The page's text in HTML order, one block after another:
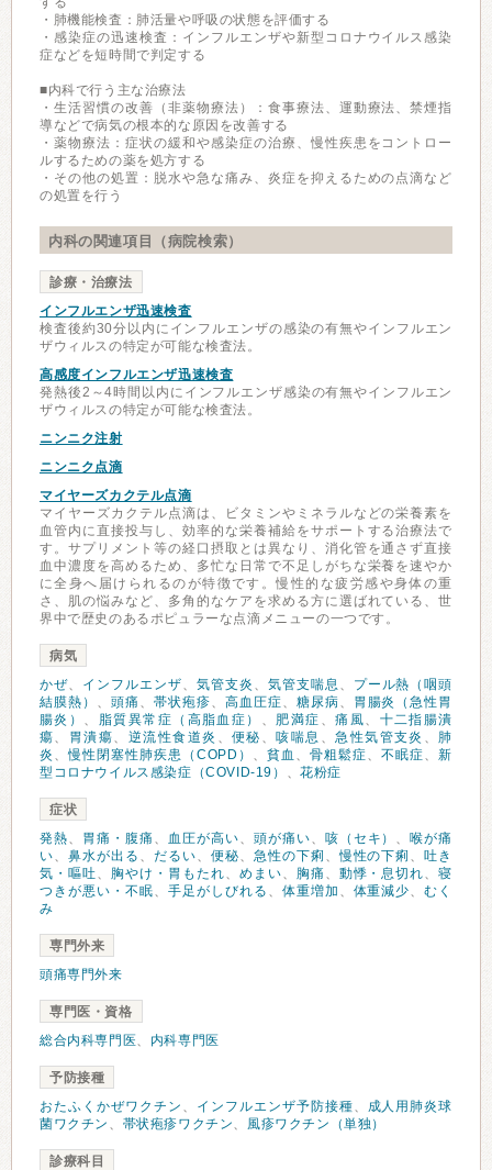
・肺機能検査：肺活量や呼吸の状態を評価する
・感染症の迅速検査：インフルエンザや新型コロナウイルス感染
症などを短時間で判定する
■内科で行う主な治療法
・生活習慣の改善（非薬物療法）：食事療法、運動療法、禁煙指
導などで病気の根本的な原因を改善する
・薬物療法：症状の緩和や感染症の治療、慢性疾患をコントロー
ルするための薬を処方する
・その他の処置：脱水や急な痛み、炎症を抑えるための点滴など
の処置を行う
内科の関連項目（病院検索）
診療・治療法
インフルエンザ迅速検査
検査後約30分以内にインフルエンザの感染の有無やインフルエン
ザウィルスの特定が可能な検査法。
高感度インフルエンザ迅速検査
発熱後2～4時間以内にインフルエンザ感染の有無やインフルエン
ザウィルスの特定が可能な検査法。
ニンニク注射
ニンニク点滴
マイヤーズカクテル点滴
マイヤーズカクテル点滴は、ビタミンやミネラルなどの栄養素を
血管内に直接投与し、効率的な栄養補給をサポートする治療法で
す。サプリメント等の経口摂取とは異なり、消化管を通さず直接
血中濃度を高めるため、多忙な日常で不足しがちな栄養を速やか
に全身へ届けられるのが特徴です。慢性的な疲労感や身体の重
さ、肌の悩みなど、多角的なケアを求める方に選ばれている、世
界中で歴史のあるポピュラーな点滴メニューの一つです。
病気
かぜ、 インフルエンザ、 気管支炎 、 気管支喘息 、
プール熱（咽頭
結膜熱） 、 頭痛 、 帯状疱疹、 高血圧症、 糖尿病、
胃腸炎（急性胃
腸炎） 、 脂質異常症（高脂血症） 、 肥満症 、痛風、 十二指腸潰
瘍、 胃潰瘍、 逆流性食道炎 、 便秘 、咳喘息 、急性気管支炎 、 肺
炎 、慢性閉塞性肺疾患（COPD） 、貧血 、骨粗鬆症、不眠症、新
型コロナウイルス感染症（COVID-19） 、花粉症
症状
発熱、 胃痛・腹痛 、 血圧が高い、 頭が痛い、 咳（セキ） 、喉が痛
い、 鼻水が出る 、 だるい、 便秘、 急性の下痢 、慢性の下痢 、吐き
気・嘔吐、 胸やけ・胃もたれ、 めまい、 胸痛 、 動悸・息切れ、寝
つきが悪い・不眠、 手足がしびれる 、 体重増加 、 体重減少、むく
み
専門外来
頭痛専門外来
専門医・資格
総合内科専門医、 内科専門医
予防接種
おたふくかぜワクチン 、 インフルエンザ予防接種、
成人用肺炎球
菌ワクチン 、 帯状疱疹ワクチン、 風疹ワクチン（単独）
診療科目